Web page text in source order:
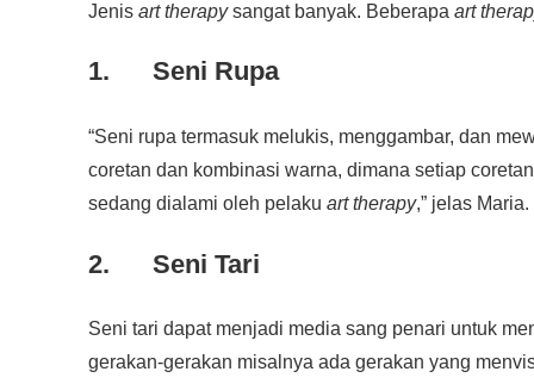
Jenis art therapysangat banyak. Beberapa art
1. Seni Rupa
“Seni rupa termasuk melukis, menggambar, dan
coretan dan kombinasi warna, dimana setiap
sedang dialami oleh pelaku art therapy,” jelas Maria.
2. Seni Tari
Seni tari dapat menjadi media sang penari untuk
gerakan-gerakan misalnya ada gerakan yang